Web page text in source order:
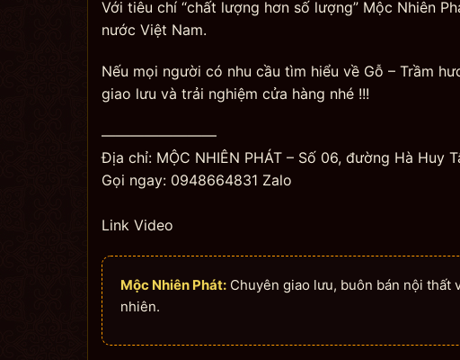
Với tiêu chí “chất lượng hơn số lượng” Mộc Nhiên
nước Việt Nam.
Nếu mọi người có nhu cầu tìm hiểu về Gỗ – Trầm
giao lưu và trải nghiệm cửa hàng nhé !!!
————————
Địa chỉ: MỘC NHIÊN PHÁT – Số 06, đường Hà Huy
Gọi ngay: 0948664831 Zalo
Link Video
Mộc Nhiên Phát: Chuyên giao lưu, buôn bán nội thất
nhiên.